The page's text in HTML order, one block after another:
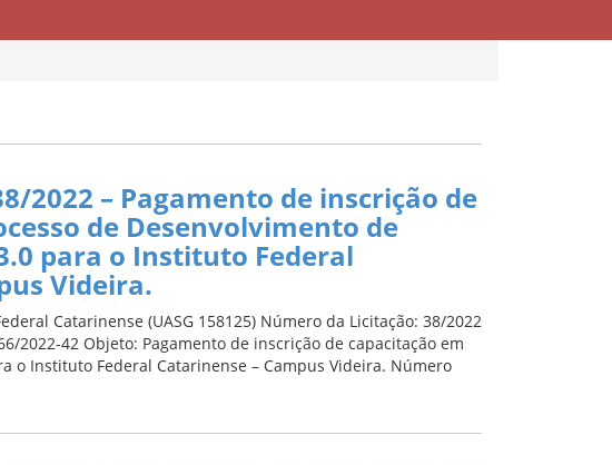
2022 – Pagamento de inscrição de
de Desenvolvimento de
para o Instituto Federal
Videira.
Catarinense (UASG 158125) Número da Licitação: 38/2022
2022-42 Objeto: Pagamento de inscrição de capacitação em
o Instituto Federal Catarinense – Campus Videira. Número